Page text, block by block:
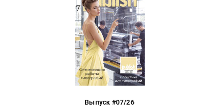
Выпуск #07/26